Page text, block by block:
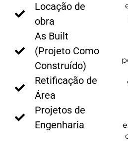
Locação de
obra
As Built
(Projeto Como
Construído)
Retificação de
Área
Projetos de
Engenharia